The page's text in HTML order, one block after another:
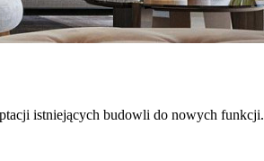
istniejących budowli do nowych funkcji.